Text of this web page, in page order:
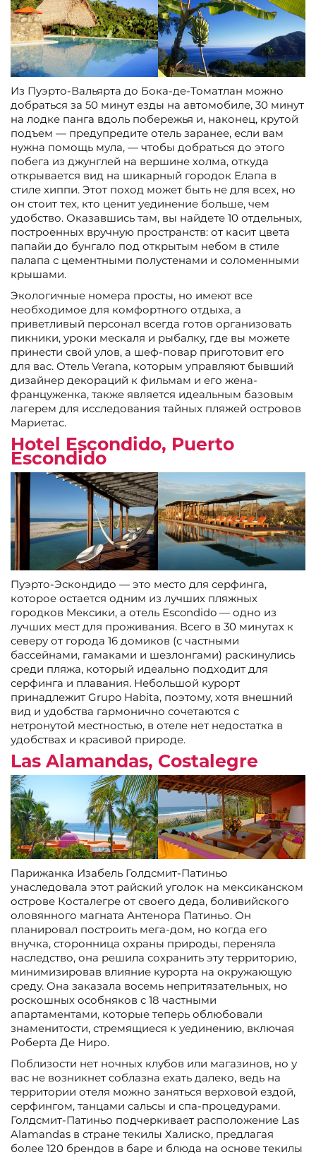
Из Пуэрто-Вальярта до Бока-де-Томатлан можно
добраться за 50 минут езды на автомобиле, 30 минут
на лодке панга вдоль побережья и, наконец, крутой
подъем — предупредите отель заранее, если вам
нужна помощь мула, — чтобы добраться до этого
побега из джунглей на вершине холма, откуда
открывается вид на шикарный городок Елапа в
стиле хиппи. Этот поход может быть не для всех, но
он стоит тех, кто ценит уединение больше, чем
удобство. Оказавшись там, вы найдете 10 отдельных,
построенных вручную пространств: от касит цвета
папайи до бунгало под открытым небом в стиле
палапа с цементными полустенами и соломенными
крышами.
Экологичные номера просты, но имеют все
необходимое для комфортного отдыха, а
приветливый персонал всегда готов организовать
пикники, уроки мескаля и рыбалку, где вы можете
принести свой улов, а шеф-повар приготовит его
для вас. Отель Verana, которым управляют бывший
дизайнер декораций к фильмам и его жена-
француженка, также является идеальным базовым
лагерем для исследования тайных пляжей островов
Мариетас.
Hotel Escondido, Puerto
Escondido
Пуэрто-Эскондидо — это место для серфинга,
которое остается одним из лучших пляжных
городков Мексики, а отель Escondido — одно из
лучших мест для проживания. Всего в 30 минутах к
северу от города 16 домиков (с частными
бассейнами, гамаками и шезлонгами) раскинулись
среди пляжа, который идеально подходит для
серфинга и плавания. Небольшой курорт
принадлежит Grupo Habita, поэтому, хотя внешний
вид и удобства гармонично сочетаются с
нетронутой местностью, в отеле нет недостатка в
удобствах и красивой природе.
Las Alamandas, Costalegre
Парижанка Изабель Голдсмит-Патиньо
унаследовала этот райский уголок на мексиканском
острове Косталегре от своего деда, боливийского
оловянного магната Антенора Патиньо. Он
планировал построить мега-дом, но когда его
внучка, сторонница охраны природы, переняла
наследство, она решила сохранить эту территорию,
минимизировав влияние курорта на окружающую
среду. Она заказала восемь непритязательных, но
роскошных особняков с 18 частными
апартаментами, которые теперь облюбовали
знаменитости, стремящиеся к уединению, включая
Роберта Де Ниро.
Поблизости нет ночных клубов или магазинов, но у
вас не возникнет соблазна ехать далеко, ведь на
территории отеля можно заняться верховой ездой,
серфингом, танцами сальсы и спа-процедурами.
Голдсмит-Патиньо подчеркивает расположение Las
Alamandas в стране текилы Халиско, предлагая
более 120 брендов в баре и блюда на основе текилы